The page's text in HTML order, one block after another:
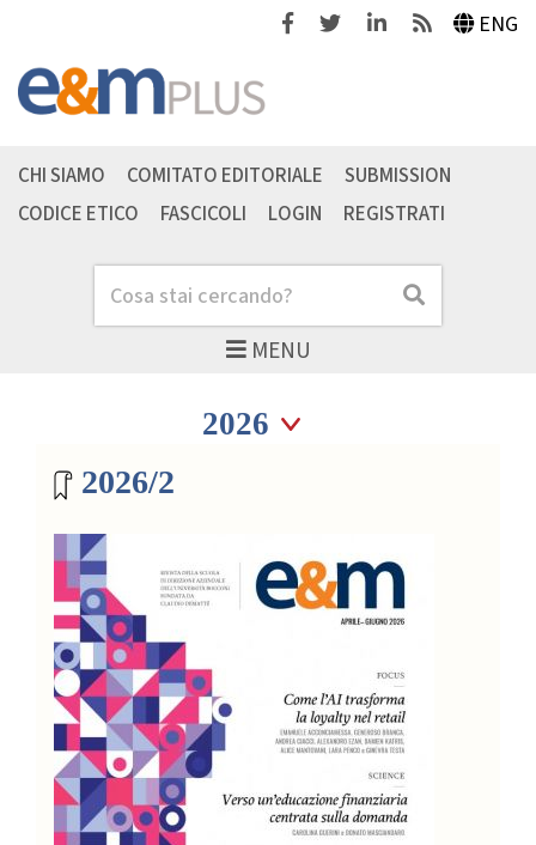
FacebookTwitterLinkedinFeeds ENG
MENU
Cerca Cerca
CHI SIAMO COMITATO EDITORIALE
SUBMISSION
CODICE ETICO
FASCICOLI LOGIN REGISTRATI
Archivio riviste
Seleziona annoSeleziona anno
2026/2